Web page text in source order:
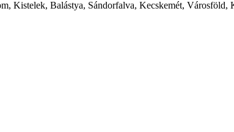
Kistelek, Balástya, Sándorfalva, Kecskemét, Városföld,